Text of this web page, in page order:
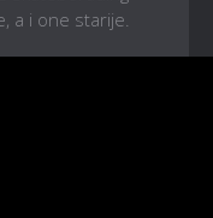
a i one starije.